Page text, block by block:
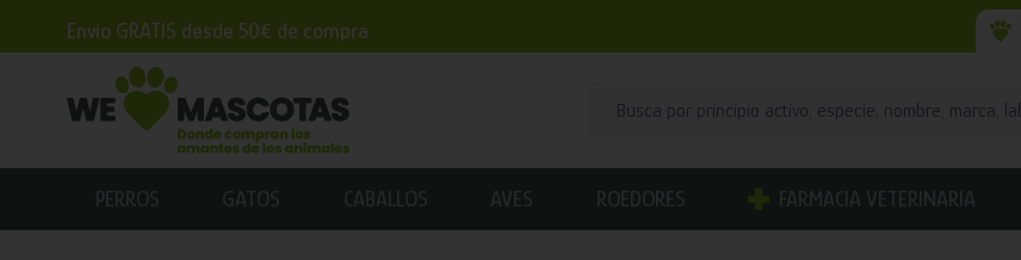
Envío GRATIS desde 50€ de compra
PERROS GATOS CABALLOS AVES ROEDORES FARMACIA VETERINARIA